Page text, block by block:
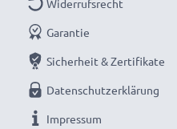
Widerrufsrecht
Garantie
Sicherheit & Zertifikate
Datenschutzerklärung
Impressum